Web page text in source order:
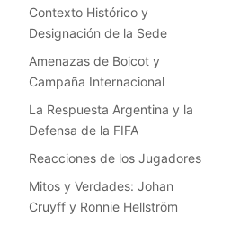
Contexto Histórico y
Designación de la Sede
Amenazas de Boicot y
Campaña Internacional
La Respuesta Argentina y la
Defensa de la FIFA
Reacciones de los Jugadores
Mitos y Verdades: Johan
Cruyff y Ronnie Hellström